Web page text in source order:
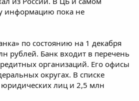
информацию пока не
по состоянию на 1 декабря
рублей. Банк входит в перечень
организаций. Его офисы
округах. В списке
лиц и 2,5 млн